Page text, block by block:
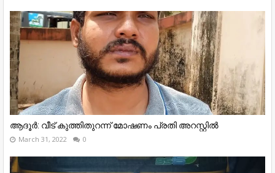
ആദൂർ: വീട് കുത്തിതുറന്ന് മോഷണം പ്രതി അറസ്റ്റിൽ
March 31, 2022 0